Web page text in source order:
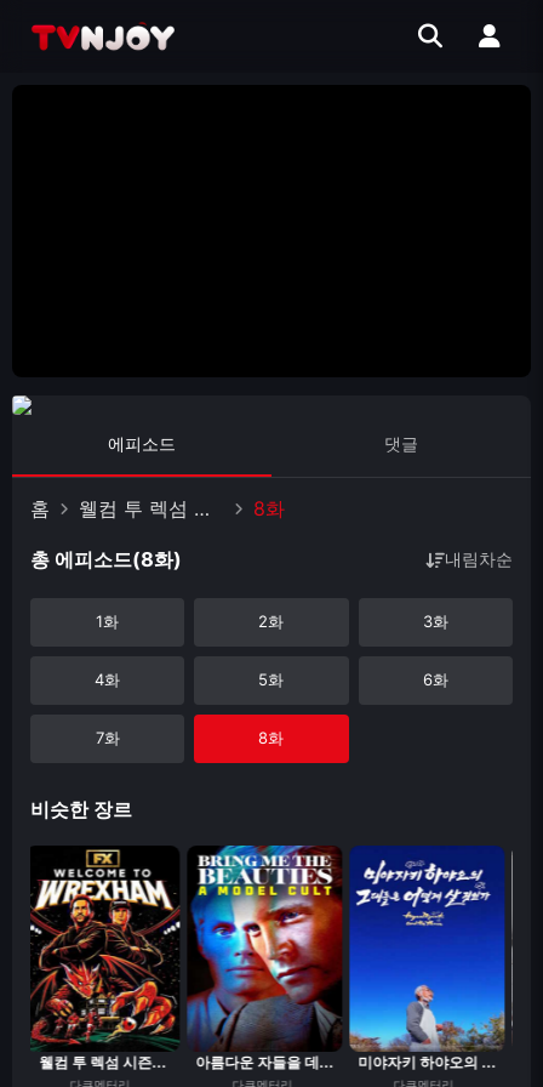
에피소드 댓글
홈 웰컴 투 렉섬 시즌5 8화
총 에피소드(8화) 내림차순
1화 2화 3화
4화 5화 6화
7화 8화
비슷한 장르
웰컴 투 렉섬 시즌... 아름다운 자들을 데... 미야자키 하야오의 ...